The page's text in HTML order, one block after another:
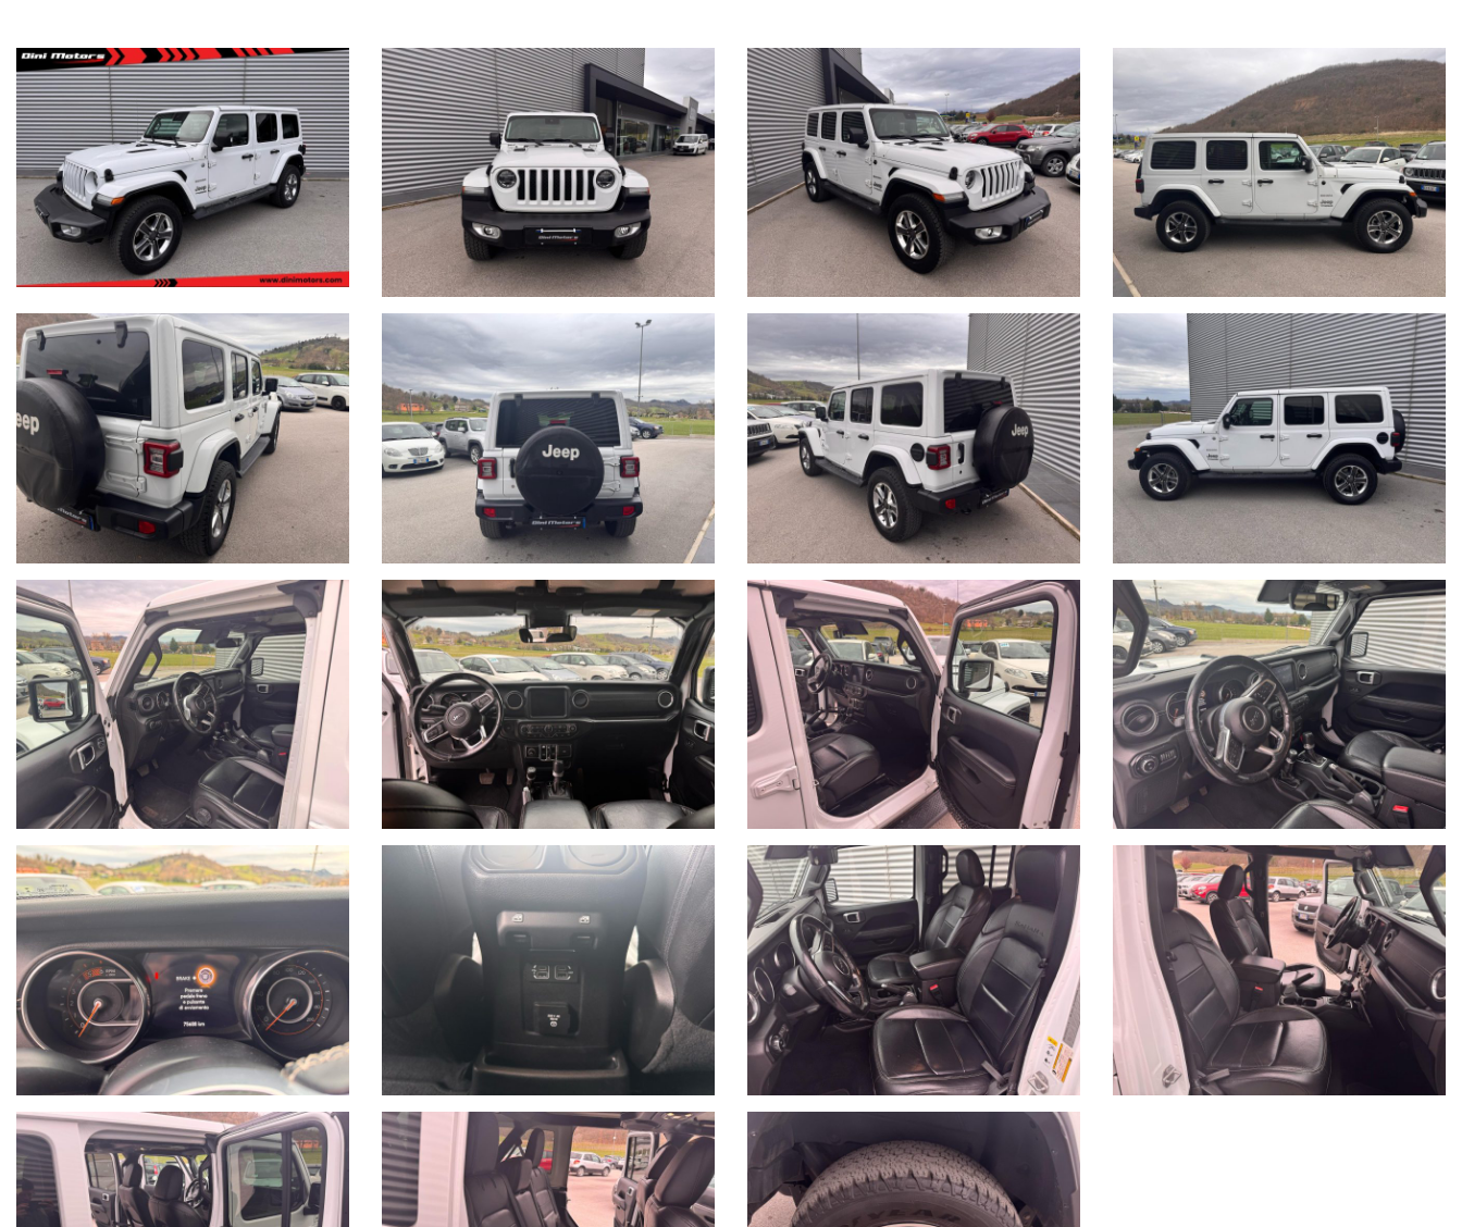
Dini Motors è sinonimo di garanzia: siamo al vostro servizio dal 1960.
I nostri usati sono rigorosamente controllati e igienizzati prima della consegna, sono coperti da garanzia di conformità europea per 12 mesi, usufruibile su tutto il territorio Italiano, estendibile fino 60 mesi (5
ANNI) con garanzie convenzionali ulteriori.
Ritiriamo o acquistiamo il tuo usato, per richiesta valutazione descrivere la permuta con marca/modello/km/anno/condizioni esterne/interne/meccaniche ed allegare delle foto evidenziando eventuali
difetti/lavori da eseguire.
Possibilità di pagamento con finanziamento o leasing in comode rate personalizzabili, da valutare in sede poichè il calcolatore automatico del sito è puramente indicativo.
Formule finanziarie con valore futuro garantito anche per i nostri veicoli usati dove potrai decidere se tenerla o restituirla dopo 2/3/4 anni di rateizzazione.
Per gli interessati è gradito contatto telefonico allo 0722810139.
Vieni a conoscerci sul nostro sito www.dinimotors.com, troverai ulteriori foto e in altà qualità.
Ci puoi trovare a Sant'Angelo in Vado (PU) presso la nuova sede in Voc. Calvernazzo n° 3 lungo la SS 73 bis accanto alla stazione di servizio Beyfin.
siamo facilmente raggiungibili in pullman dalla stazione di Pesaro o dalla stazione di Arezzo per il versante tirrenico.
I dettagli dell'auto inseriti nell'annuncio potrebbero in alcuni casi differire da quelli realmente presenti sulla vettura; pertanto prima dell'acquisto, vi invitiamo a verificare sia la correttezza degli stessi che la
disponibilità del veicolo.
Buon acquisto!